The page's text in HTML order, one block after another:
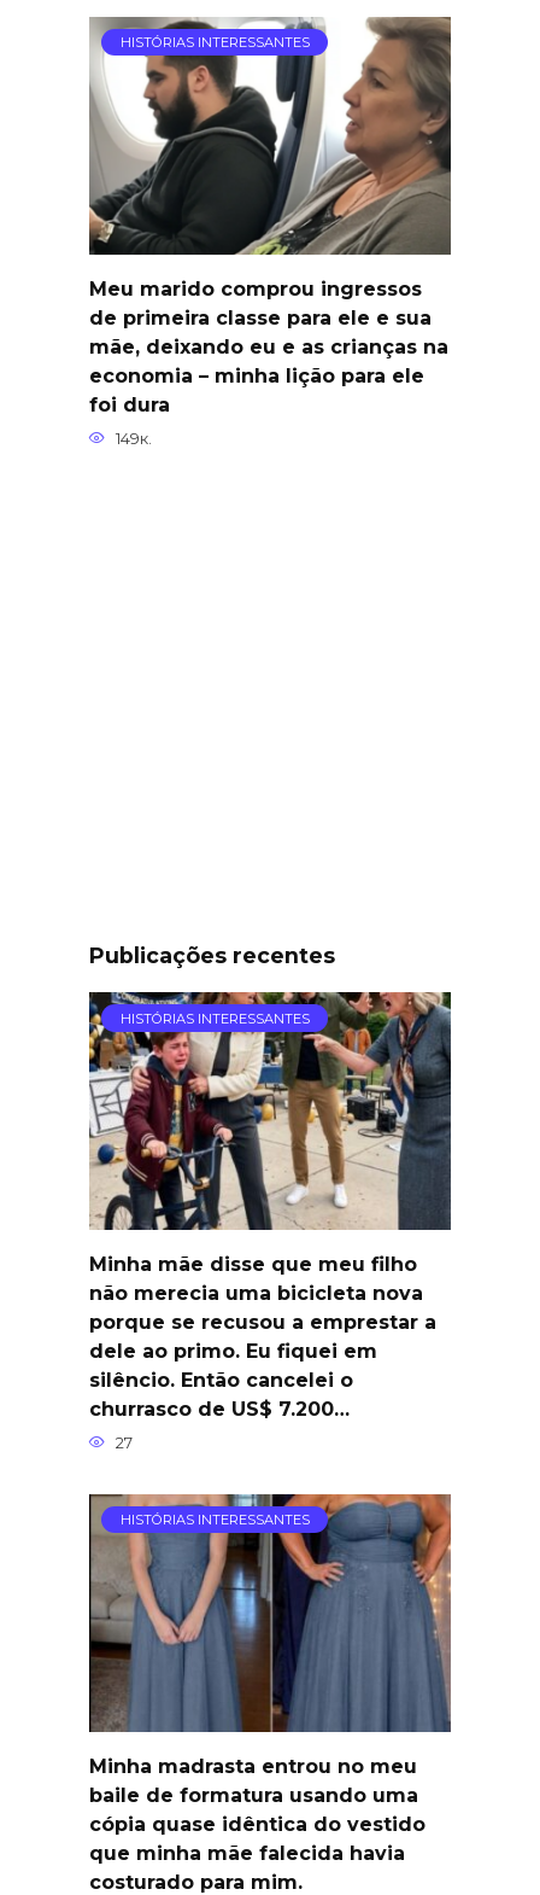
HISTÓRIAS INTERESSANTES
Meu marido comprou ingressos
de primeira classe para ele e sua
mãe, deixando eu e as crianças na
economia – minha lição para ele
foi dura
149к.
Publicações recentes
HISTÓRIAS INTERESSANTES
Minha mãe disse que meu filho
não merecia uma bicicleta nova
porque se recusou a emprestar a
dele ao primo. Eu fiquei em
silêncio. Então cancelei o
churrasco de US$ 7.200…
27
HISTÓRIAS INTERESSANTES
Minha madrasta entrou no meu
baile de formatura usando uma
cópia quase idêntica do vestido
que minha mãe falecida havia
costurado para mim.